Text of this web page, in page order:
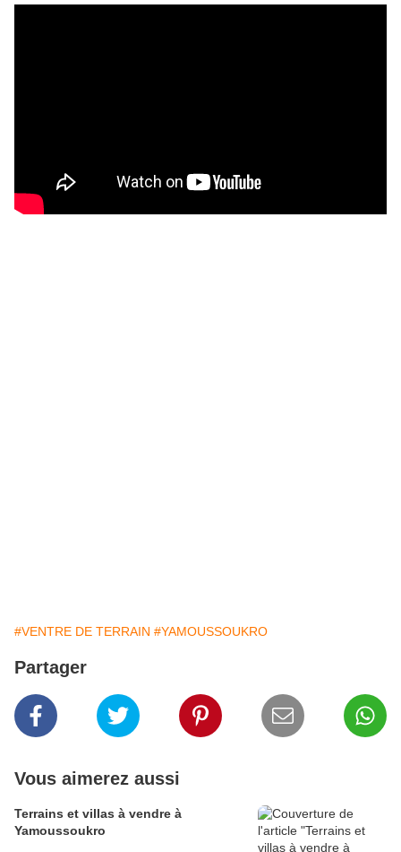
#VENTRE DE TERRAIN #YAMOUSSOUKRO
Partager
Vous aimerez aussi
Terrains et villas à vendre à
Yamoussoukro